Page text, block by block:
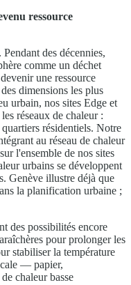
ressource
des décennies,
comme un déchet
une ressource
dimensions les plus
urbain, nos sites Edge et
réseaux de chaleur :
résidentiels. Notre
au réseau de chaleur
l'ensemble de nos sites
urbains se développent
Genève illustre déjà que
la planification urbaine ;
des possibilités encore
pour prolonger les
stabiliser la température
— papier,
chaleur basse